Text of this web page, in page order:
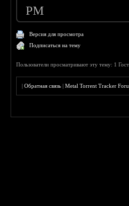
PM
Версия для просмотра
Подписаться на тему
Пользователи просматривают эту тему: 1
|Обратная связь |Metal Torrent Tracker